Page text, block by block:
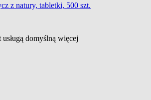
z natury, tabletki, 500 szt.
domyślną więcej